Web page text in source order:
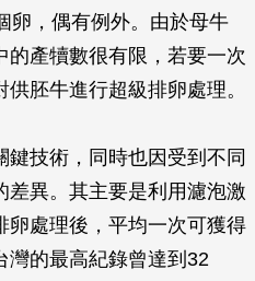
卵，偶有例外。由於母牛
產犢數很有限，若要一次
胚牛進行超級排卵處理。
技術，同時也因受到不同
差異。其主要是利用濾泡激
卵處理後，平均一次可獲得
灣的最高紀錄曾達到32